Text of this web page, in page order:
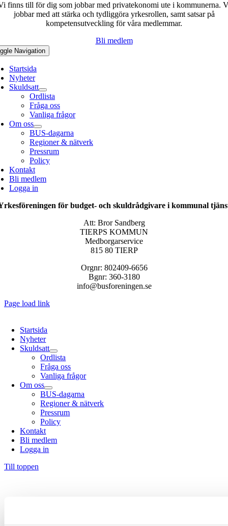
finns till för dig som jobbar med privatekonomi ute i kommunerna.
jobbar med att stärka och tydliggöra yrkesrollen, samt satsar på
kompetensutveckling för våra medlemmar.
Bli medlem
Navigation
Startsida
Nyheter
Skuldsatt
Ordlista
Fråga oss
Vanliga frågor
Om oss
BUS-dagarna
Regioner & nätverk
Pressrum
Policy
Kontakt
Bli medlem
Logga in
för budget- och skuldrådgivare i kommunal
Att: Bror Sandberg
TIERPS KOMMUN
Medborgarservice
815 80 TIERP
Orgnr: 802409-6656
Bgnr: 360-3180
info@busforeningen.se
Page load link
Startsida
Nyheter
Skuldsatt
Ordlista
Fråga oss
Vanliga frågor
Om oss
BUS-dagarna
Regioner & nätverk
Pressrum
Policy
Kontakt
Bli medlem
Logga in
Till toppen